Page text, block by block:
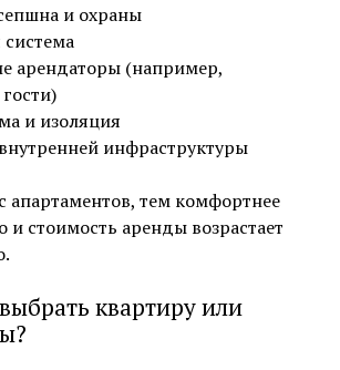
и охраны
арендаторы (например,
и изоляция
инфраструктуры
апартаментов, тем комфортнее
и стоимость аренды возрастает
квартиру или